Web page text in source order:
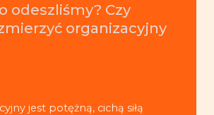
odeszliśmy? Czy
organizacyjny
jest potężną, cichą siłą